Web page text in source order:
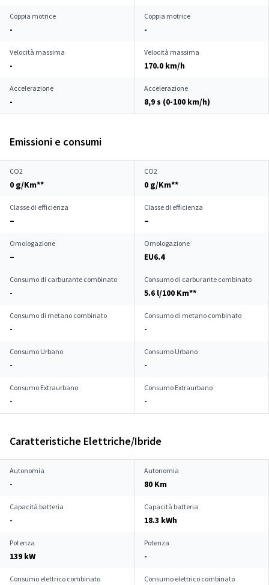
Coppia motrice
-
Coppia motrice
-
Velocità massima
-
Velocità massima
170.0 km/h
Accelerazione
-
Accelerazione
8,9 s (0-100 km/h)
Emissioni e consumi
CO2
0 g/Km**
CO2
0 g/Km**
Classe di efficienza
–
Classe di efficienza
–
Omologazione
–
Omologazione
EU6.4
Consumo di carburante combinato
-
Consumo di carburante combinato
5.6 l/100 Km**
Consumo di metano combinato
-
Consumo di metano combinato
-
Consumo Urbano
-
Consumo Urbano
-
Consumo Extraurbano
-
Consumo Extraurbano
-
Caratteristiche Elettriche/Ibride
Autonomia
-
Autonomia
80 Km
Capacità batteria
-
Capacità batteria
18.3 kWh
Potenza
139 kW
Potenza
-
Consumo elettrico combinato Consumo elettrico combinato